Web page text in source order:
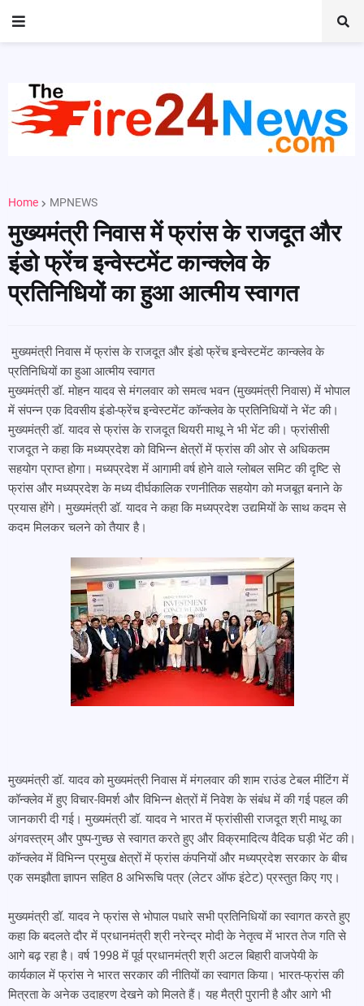
Home MPNEWS
मुख्यमंत्री निवास में फ्रांस के राजदूत और
इंडो फ्रेंच इन्वेस्टमेंट कान्क्लेव के
प्रतिनिधियों का हुआ आत्मीय स्वागत
मुख्यमंत्री निवास में फ्रांस के राजदूत और इंडो फ्रेंच इन्वेस्टमेंट कान्क्लेव के
प्रतिनिधियों का हुआ आत्मीय स्वागत
मुख्यमंत्री डॉ. मोहन यादव से मंगलवार को समत्व भवन (मुख्यमंत्री निवास) में भोपाल
में संपन्न एक दिवसीय इंडो-फ्रेंच इन्वेस्टमेंट कॉन्क्लेव के प्रतिनिधियों ने भेंट की।
मुख्यमंत्री डॉ. यादव से फ्रांस के राजदूत थियरी माथू ने भी भेंट की। फ्रांसीसी
राजदूत ने कहा कि मध्यप्रदेश को विभिन्न क्षेत्रों में फ्रांस की ओर से अधिकतम
सहयोग प्राप्त होगा। मध्यप्रदेश में आगामी वर्ष होने वाले ग्लोबल समिट की दृष्टि से
फ्रांस और मध्यप्रदेश के मध्य दीर्घकालिक रणनीतिक सहयोग को मजबूत बनाने के
प्रयास होंगे। मुख्यमंत्री डॉ. यादव ने कहा कि मध्यप्रदेश उद्यमियों के साथ कदम से
कदम मिलकर चलने को तैयार है।
मुख्यमंत्री डॉ. यादव को मुख्यमंत्री निवास में मंगलवार की शाम राउंड टेबल मीटिंग में
कॉन्क्लेव में हुए विचार-विमर्श और विभिन्न क्षेत्रों में निवेश के संबंध में की गई पहल की
जानकारी दी गई। मुख्यमंत्री डॉ. यादव ने भारत में फ्रांसीसी राजदूत श्री माथू का
अंगवस्त्रम् और पुष्प-गुच्छ से स्वागत करते हुए और विक्रमादित्य वैदिक घड़ी भेंट की।
कॉन्क्लेव में विभिन्न प्रमुख क्षेत्रों में फ्रांस कंपनियों और मध्यप्रदेश सरकार के बीच
एक समझौता ज्ञापन सहित 8 अभिरूचि पत्र (लेटर ऑफ इंटेट) प्रस्तुत किए गए।
मुख्यमंत्री डॉ. यादव ने फ्रांस से भोपाल पधारे सभी प्रतिनिधियों का स्वागत करते हुए
कहा कि बदलते दौर में प्रधानमंत्री श्री नरेन्द्र मोदी के नेतृत्व में भारत तेज गति से
आगे बढ़ रहा है। वर्ष 1998 में पूर्व प्रधानमंत्री श्री अटल बिहारी वाजपेयी के
कार्यकाल में फ्रांस ने भारत सरकार की नीतियों का स्वागत किया। भारत-फ्रांस की
मित्रता के अनेक उदाहरण देखने को मिलते हैं। यह मैत्री पुरानी है और आगे भी